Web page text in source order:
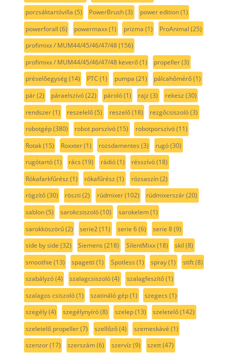
porzsáktartóvilla (5) PowerBrush(3) power edition(1)
powerforall (6) powermaxx(1) prizma (1) ProAnimal (25)
profimixx / MUM44/45/46/47/48(156)
profimixx / MUM44/45/46/47/48 keverő(1) propeller(3)
préselőegység(14) PTC (1) pumpa (21) pálcahőmérő(1)
pár(2) páraelszívó(22) pároló(1) rajz (3) rekesz (30)
rendszer(1) reszelelő(5) reszelő(18) rezgőcsiszoló(3)
robotgép(380) robot porszívó(15) robotporszívó(11)
Rotak(15) Roxxter(1) rozsdamentes (3) rugó(30)
rugótartó(1) rács (19) rádió(1) résszívó(18)
Rókafarkfűrész (1) rókafűrész (1) rózsaszín(2)
rögzítő(30) röszti (2) rúdmixer(102) rúdmixerszár(20)
sablon(5) sarokcsiszoló(10) sarokelem(1)
sarokköszörű(2) serie2(11) serie 6(6) serie 8(9)
side by side (32) Siemens (218) SilentMixx(18) skil (8)
smoothie (13) spagetti (1) Spotless (1) spray(1) stift(8)
szabályzó(4) szalagcsiszoló(4) szalagfeszítő(1)
szalagos csiszoló(1) szatináló gép(1) szegecs (1)
szegély(4) szegélynyíró(8) szelep(13) szeletelő(142)
szeletelő propeller(7) szellőző(4) szemeskávé (1)
szenzor(17) szerszám(6) szervíz (9) szett(47)